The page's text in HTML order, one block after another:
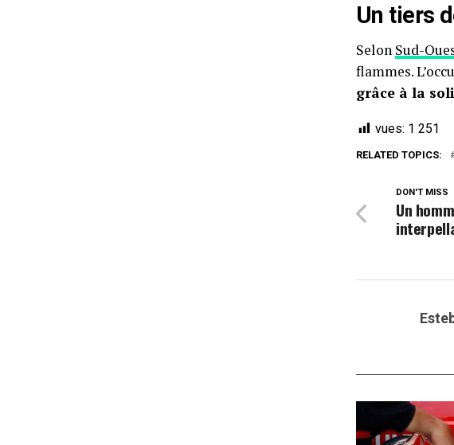
Un tiers
Selon Sud-
flammes.
grâce à la
vues: 1 251
RELATED TOPICS:
DON'T MISS
Un